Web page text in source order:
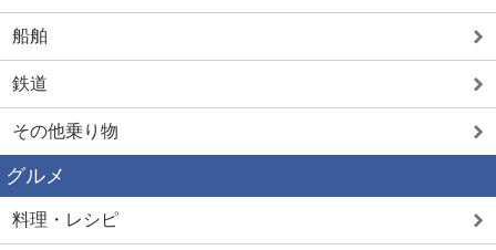
船舶
鉄道
その他乗り物
グルメ
料理・レシピ